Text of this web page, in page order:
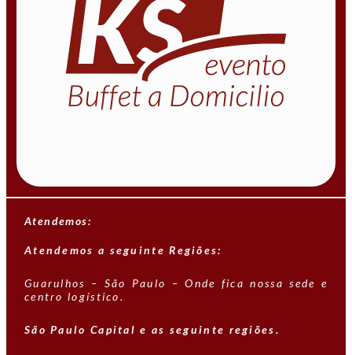
Atendemos:
Atendemos a seguinte Regiões:
Guarulhos – São Paulo – Onde fica nossa sede e
centro logístico.
São Paulo Capital e as seguinte regiões.